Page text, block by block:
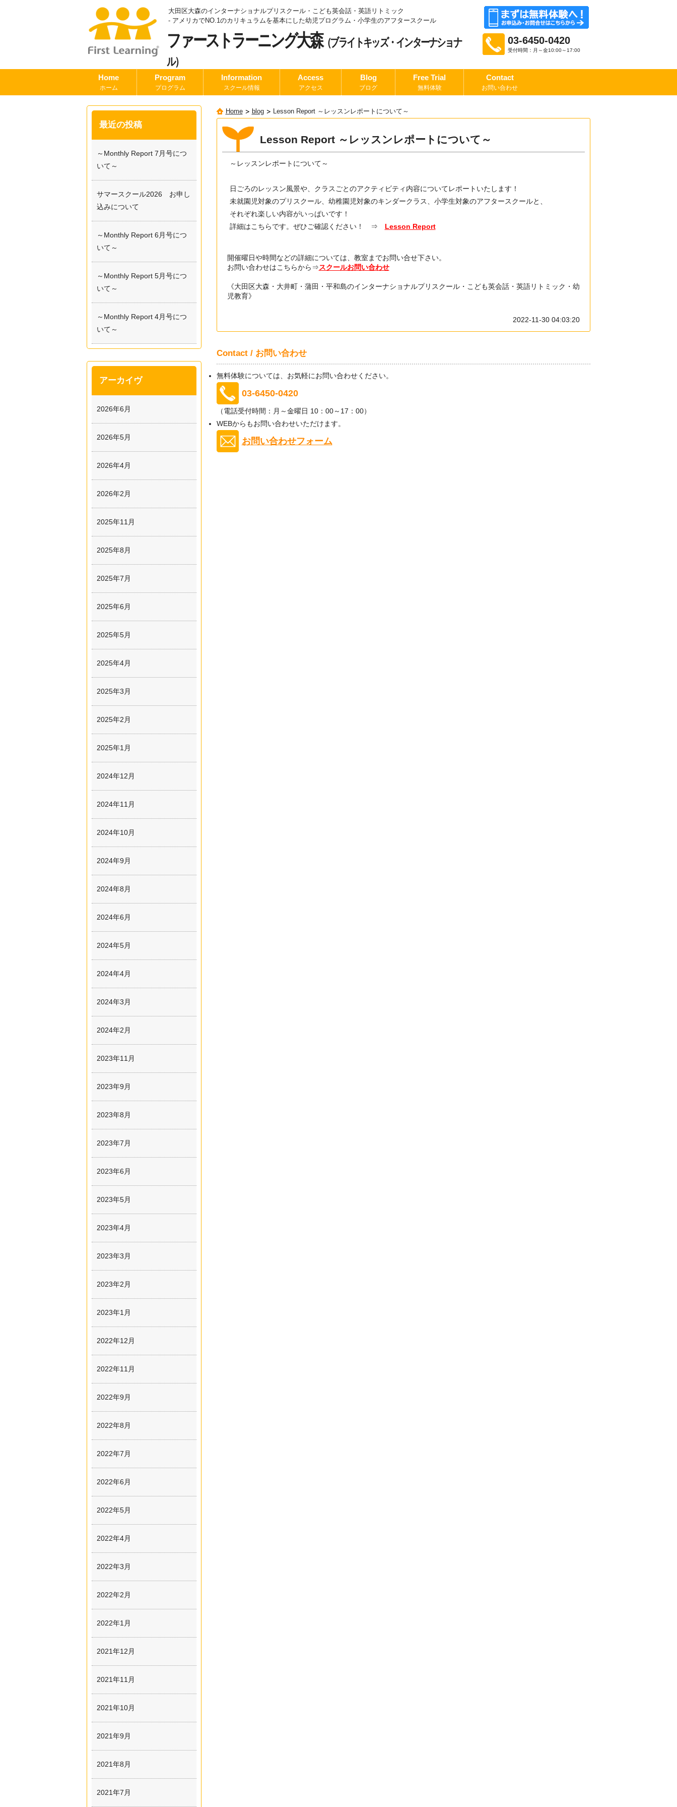
大田区大森のインターナショナルプリスクール・こども英会話・英語リトミック
- アメリカでNO.1のカリキュラムを基本にした幼児プログラム ・小学生のアフタースクール
ファーストラーニング大森（ブライトキッズ・インターナショナ
ル）
03-6450-0420
受付時間：月～金10:00～17:00
Home
ホーム
Program
プログラム
Information
スクール情報
Access
アクセス
Blog
ブログ
Free Trial
無料体験
Contact
お問い合わせ
Home blog Lesson Report ～レッスンレポートについて～
Lesson Report ～レッスンレポートについて～
～レッスンレポートについて～
日ごろのレッスン風景や、クラスごとのアクティビティ内容についてレポートいたします！
未就園児対象のプリスクール、幼稚園児対象のキンダークラス、小学生対象のアフタースクールと、
それぞれ楽しい内容がいっぱいです！
詳細はこちらです。ぜひご確認ください！ ⇒
Lesson Report
開催曜日や時間などの詳細については、教室までお問い合せ下さい。
お問い合わせはこちらから⇒スクールお問い合わせ
《大田区大森・大井町・蒲田・平和島のインターナショナルプリスクール・こども英会話・英語リトミック・幼
児教育》
2022-11-30 04:03:20
Contact / お問い合わせ
無料体験については、お気軽にお問い合わせください。
03-6450-0420
（電話受付時間：月～金曜日 10：00～17：00）
WEBからもお問い合わせいただけます。
お問い合わせフォーム
最近の投稿
～Monthly Report 7月号につ
いて～
サマースクール2026 お申し
込みについて
～Monthly Report 6月号につ
いて～
～Monthly Report 5月号につ
いて～
～Monthly Report 4月号につ
いて～
アーカイヴ
2026年6月
2026年5月
2026年4月
2026年2月
2025年11月
2025年8月
2025年7月
2025年6月
2025年5月
2025年4月
2025年3月
2025年2月
2025年1月
2024年12月
2024年11月
2024年10月
2024年9月
2024年8月
2024年6月
2024年5月
2024年4月
2024年3月
2024年2月
2023年11月
2023年9月
2023年8月
2023年7月
2023年6月
2023年5月
2023年4月
2023年3月
2023年2月
2023年1月
2022年12月
2022年11月
2022年9月
2022年8月
2022年7月
2022年6月
2022年5月
2022年4月
2022年3月
2022年2月
2022年1月
2021年12月
2021年11月
2021年10月
2021年9月
2021年8月
2021年7月